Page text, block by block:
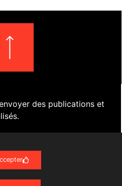
des publications et